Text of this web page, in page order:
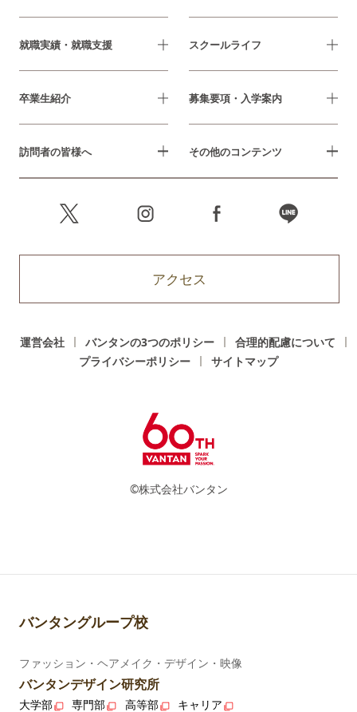
就職実績・就職支援 スクールライフ
卒業生紹介 募集要項・入学案内
訪問者の皆様へ その他のコンテンツ
アクセス
運営会社 バンタンの3つのポリシー
合理的配慮について
プライバシーポリシー
サイトマップ
©株式会社バンタン
バンタングループ校
ファッション・ヘアメイク・デザイン・映像
バンタンデザイン研究所
大学部 専門部 高等部 キャリア